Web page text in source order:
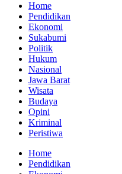
Home
Pendidikan
Ekonomi
Sukabumi
Politik
Hukum
Nasional
Jawa Barat
Wisata
Budaya
Opini
Kriminal
Peristiwa
Home
Pendidikan